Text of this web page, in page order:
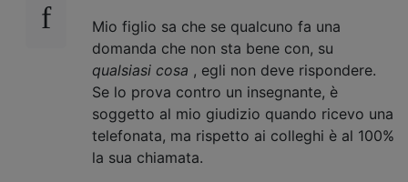
Mio figlio sa che se qualcuno fa una
domanda che non sta bene con, su
qualsiasi cosa , egli non deve rispondere.
Se lo prova contro un insegnante, è
soggetto al mio giudizio quando ricevo una
telefonata, ma rispetto ai colleghi è al 100%
la sua chiamata.